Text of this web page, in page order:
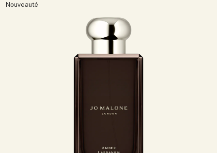
Nouveauté